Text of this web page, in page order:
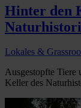
Hinter den
Lokales &
Ausgestopfte Tiere
Keller des